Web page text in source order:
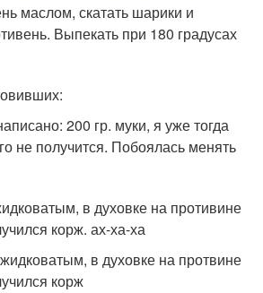
маслом, скатать шарики и
Выпекать при 180 градусах
200 гр. муки, я уже тогда
не получится. Побоялась менять
в духовке на противине
корж. ах-ха-ха
в духовке на протвине
корж